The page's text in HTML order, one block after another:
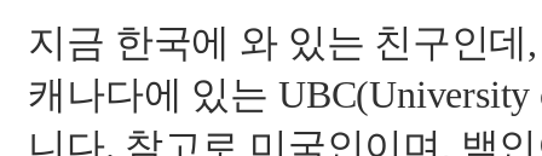
지금 한국에 와 있는 친구인데 ,
캐나다에 있는
니다. 참고로 미국인이며 , 백